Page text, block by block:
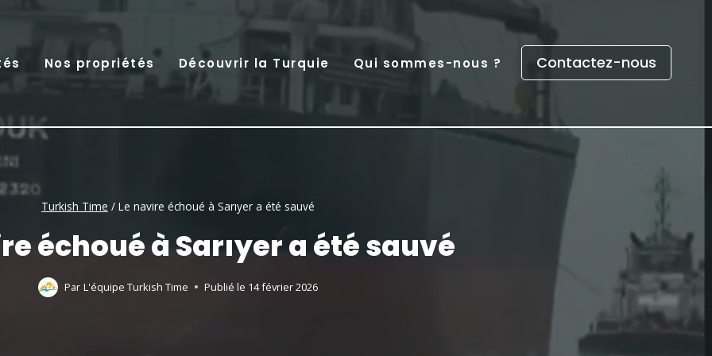
Nos propriétés Découvrir la Turquie Qui sommes-nous ? Contactez-nous
Turkish Time / Le navire échoué à Sarıyer a été sauvé
échoué à Sarıyer a été sauvé
Par L'équipe Turkish Time Publié le 14 février 2026